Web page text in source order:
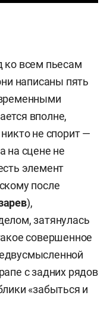
ко всем пьесам
написаны пять
вполне,
не спорит —
на сцене не
элемент
после
),
затянулась
совершенное
с задних рядов
«забыться и